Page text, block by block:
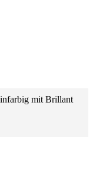
mit Brillant